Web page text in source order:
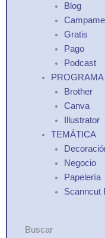
Blog
Gratis
Pago
Podcast
PROGRAMA
Brother
Canva
Illustrator
TEMÁTICA
Negocio
Papelería
Scanncut
Buscar